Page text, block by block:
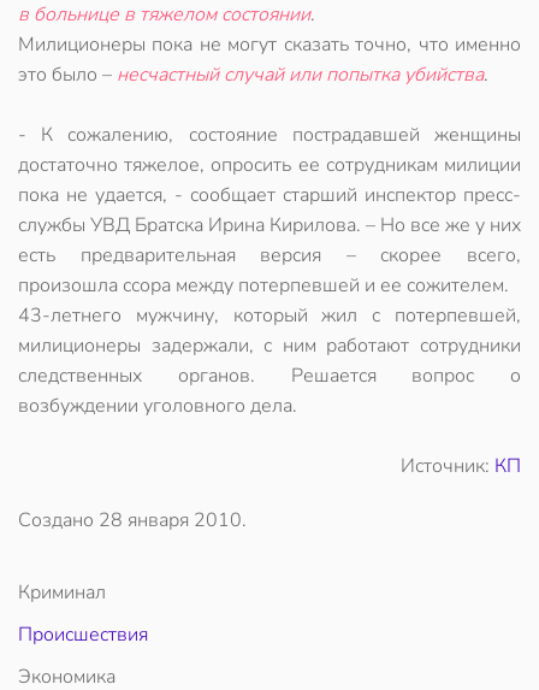
в больнице в тяжелом состоянии.
Милиционеры пока не могут сказать точно, что именно
это было – несчастный случай или попытка убийства.
- К сожалению, состояние пострадавшей женщины
достаточно тяжелое, опросить ее сотрудникам милиции
пока не удается, - сообщает старший инспектор пресс-
службы УВД Братска Ирина Кирилова. – Но все же у них
есть предварительная версия – скорее всего,
произошла ссора между потерпевшей и ее сожителем.
43-летнего мужчину, который жил с потерпевшей,
милиционеры задержали, с ним работают сотрудники
следственных органов. Решается вопрос о
возбуждении уголовного дела.
Источник: КП
Создано 28 января 2010.
Криминал
Происшествия
Экономика